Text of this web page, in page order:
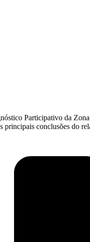
Participativo da
conclusões do